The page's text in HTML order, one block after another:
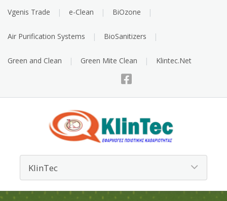
Vgenis Trade e-Clean BiOzone
Air Purification Systems BioSanitizers
Green and Clean Green Mite Clean Klintec.Net